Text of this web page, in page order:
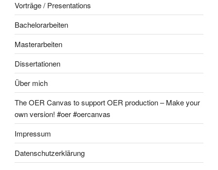
Vorträge / Presentations
Bachelorarbeiten
Masterarbeiten
Dissertationen
Über mich
The OER Canvas to support OER production – Make your
own version! #oer #oercanvas
Impressum
Datenschutzerklärung